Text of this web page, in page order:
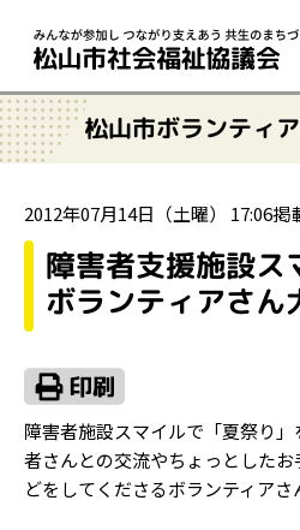
松山市ボランティ
2012年07月14日（土曜） 17:06掲
障害者支援施設
ボランティアさん
障害者施設スマイルで「夏祭り
者さんとの交流やちょっとした
どをしてくださるボランティアさ